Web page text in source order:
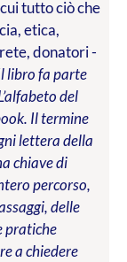
tutto ciò che
etica,
donatori -
libro fa parte
del
Il termine
lettera della
chiave di
percorso,
delle
pratiche
a chiedere